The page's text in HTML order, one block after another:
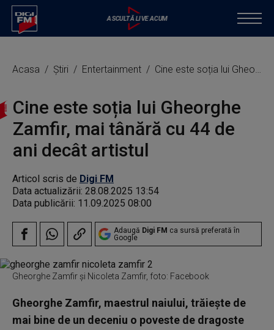
Acasa Știri Entertainment Cine este soția lui Gheorghe Zamfir, mai tânără cu 44 de ani decât artistul
Cine este soția lui Gheorghe
Zamfir, mai tânără cu 44 de
ani decât artistul
Articol scris de Digi FM
Data actualizării: 28.08.2025 13:54
Data publicării: 11.09.2025 08:00
Adaugă Digi FM ca sursă preferată în
Google
Gheorghe Zamfir și Nicoleta Zamfir, foto: Facebook
Gheorghe Zamfir, maestrul naiului, trăiește de
mai bine de un deceniu o poveste de dragoste